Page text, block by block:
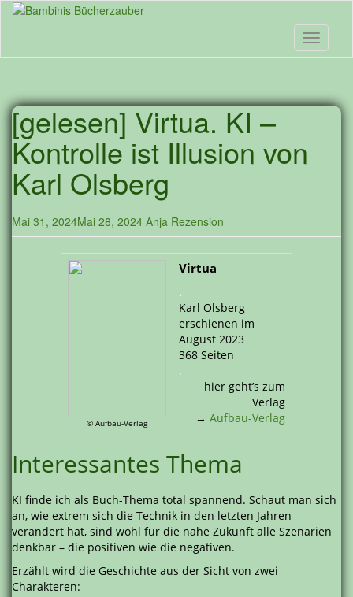
Skip
content
Toggle
[gelesen] Virtua. KI –
Kontrolle ist Illusion von
Karl Olsberg
Mai 31, 2024Mai 28, 2024 Anja Rezension
© Aufbau-Verlag
Virtua
.
Karl Olsberg
erschienen im
August 2023
368 Seiten
.
hier geht’s zum
Verlag
→ Aufbau-Verlag
Interessantes Thema
KI finde ich als Buch-Thema total spannend. Schaut man sich
an, wie extrem sich die Technik in den letzten Jahren
verändert hat, sind wohl für die nahe Zukunft alle Szenarien
denkbar – die positiven wie die negativen.
Erzählt wird die Geschichte aus der Sicht von zwei
Charakteren: